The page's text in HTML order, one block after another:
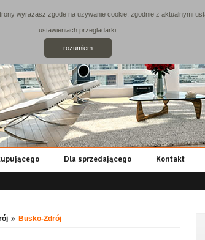
Dla sprzedającego Kontakt
Busko-Zdrój
wyrazasz zgode na uzywanie cookie, zgodnie z aktualnymi
ustawieniach przegladarki.
rozumiem